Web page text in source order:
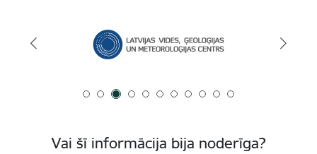
Vai šī informācija bija noderīga?